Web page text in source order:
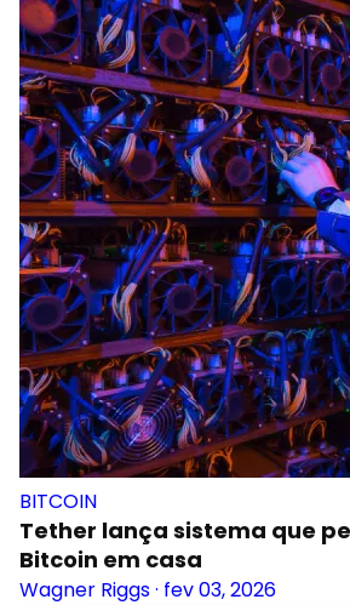
BITCOIN
Tether lança sistema que
Bitcoin em casa
Wagner Riggs· fev 03, 2026